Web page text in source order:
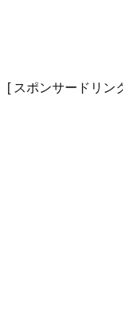
[ スポンサードリン